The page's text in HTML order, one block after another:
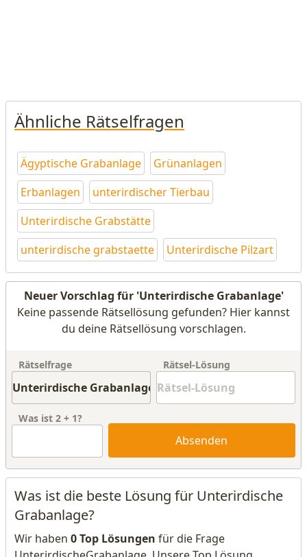
Ähnliche Rätselfragen
Ägyptische Grabanlage
Grünanlagen
Erbanlagen
unterirdischer Tierbau
Unterirdische Grabstätte
unterirdische grabstaette
Unterirdische Pilzart
Neuer Vorschlag für 'Unterirdische Grabanlage'
Keine passende Rätsellösung gefunden? Hier kannst
du deine Rätsellösung vorschlagen.
Rätselfrage Rätsel-Lösung
Was ist 2 + 1?
Absenden
Was ist die beste Lösung für Unterirdische
Grabanlage?
Wir haben 0 Top Lösungen für die Frage